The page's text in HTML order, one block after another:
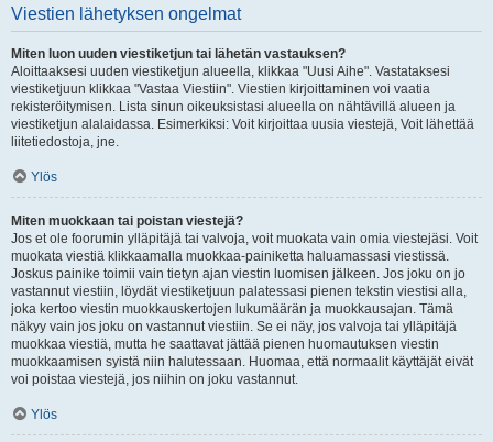
Viestien lähetyksen ongelmat
Miten luon uuden viestiketjun tai lähetän vastauksen?
Aloittaaksesi uuden viestiketjun alueella, klikkaa "Uusi Aihe". Vastataksesi
viestiketjuun klikkaa "Vastaa Viestiin". Viestien kirjoittaminen voi vaatia
rekisteröitymisen. Lista sinun oikeuksistasi alueella on nähtävillä alueen ja
viestiketjun alalaidassa. Esimerkiksi: Voit kirjoittaa uusia viestejä, Voit lähettää
liitetiedostoja, jne.
Ylös
Miten muokkaan tai poistan viestejä?
Jos et ole foorumin ylläpitäjä tai valvoja, voit muokata vain omia viestejäsi. Voit
muokata viestiä klikkaamalla muokkaa-painiketta haluamassasi viestissä.
Joskus painike toimii vain tietyn ajan viestin luomisen jälkeen. Jos joku on jo
vastannut viestiin, löydät viestiketjuun palatessasi pienen tekstin viestisi alla,
joka kertoo viestin muokkauskertojen lukumäärän ja muokkausajan. Tämä
näkyy vain jos joku on vastannut viestiin. Se ei näy, jos valvoja tai ylläpitäjä
muokkaa viestiä, mutta he saattavat jättää pienen huomautuksen viestin
muokkaamisen syistä niin halutessaan. Huomaa, että normaalit käyttäjät eivät
voi poistaa viestejä, jos niihin on joku vastannut.
Ylös